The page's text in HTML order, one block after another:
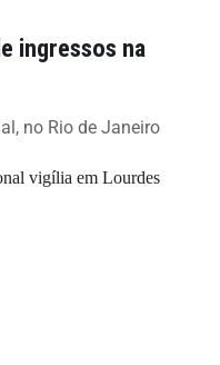
ingressos na
no Rio de Janeiro